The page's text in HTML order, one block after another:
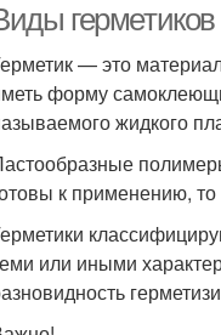
— это
форму
жидкого
к применению,
или иными